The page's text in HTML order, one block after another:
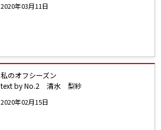
2020年03月11日
私のオフシーズン
text by No.2 清水 梨紗
2020年02月15日